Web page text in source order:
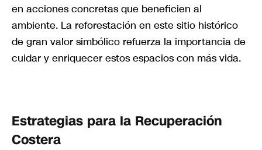
en acciones concretas que beneficien al
ambiente. La reforestación en este sitio histórico
de gran valor simbólico refuerza la importancia de
cuidar y enriquecer estos espacios con más vida.
Estrategias para la Recuperación
Costera